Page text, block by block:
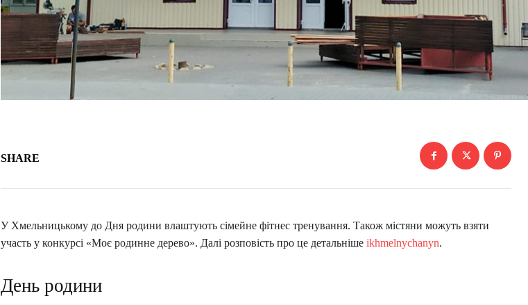
SHARE
У Хмельницькому до Дня родини влаштують сімейне фітнес тренування. Також містяни можуть взяти
участь у конкурсі «Моє родинне дерево». Далі розповість про це детальніше ikhmelnychanyn.
День родини